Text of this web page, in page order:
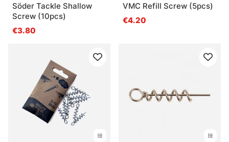
Söder Tackle Shallow
Screw (10pcs)
€3.80
VMC Refill Screw (5pcs)
€4.20